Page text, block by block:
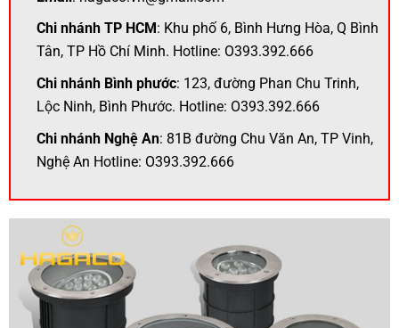
Chi nhánh TP HCM : Khu phố 6, Bình Hưng Hòa, Q Bình
Tân, TP Hồ Chí Minh. Hotline: O393.392.666
Chi nhánh Bình phước: 123, đường Phan Chu Trinh,
Lộc Ninh, Bình Phước. Hotline: O393.392.666
Chi nhánh Nghệ An: 81B đường Chu Văn An, TP Vinh,
Nghệ An Hotline: O393.392.666